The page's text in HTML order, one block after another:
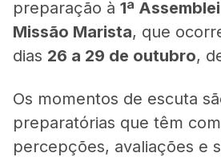
preparação à 1ª
Missão Marista, que
dias 26 a 29 de outubro,
Os momentos de escuta
preparatórias que têm
percepções, avaliações e